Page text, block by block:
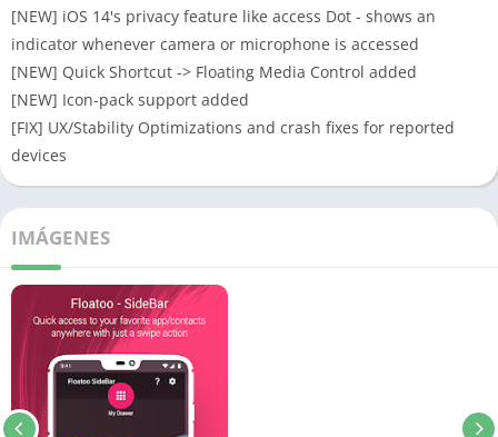
[NEW] iOS 14's privacy feature like access Dot - shows an
indicator whenever camera or microphone is accessed
[NEW] Quick Shortcut -> Floating Media Control added
[NEW] Icon-pack support added
[FIX] UX/Stability Optimizations and crash fixes for reported
devices
IMÁGENES